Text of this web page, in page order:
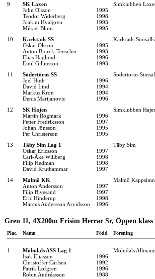
9
SK Laxen
Simklubben
John Olsson
1995
Teodor Widerberg
1998
Joakim Hvalgren
1993
Mikael Blum
1995
10
Karlstads SS
Karlstads
Oskar Olsson
1995
Anton Björck-Teuscher
1993
Elias Haglund
1996
Emil Gilliusson
1993
11
Södertörns SS
Södertörns
Joel Huth
1996
David Lind
1994
Markus Kron
1994
Denis Marijanovic
1996
12
SK Hajen
Simklubben
Martin Rogmark
1996
Petter Fredriksson
1997
Johan Jönsson
1995
Per Christerson
1995
13
Täby Sim Lag 1
Täby Sim
Oskar Ericsson
1997
Carl-Åke Willberg
1998
Filip Hedman
1998
David Kruthammar
1997
14
Malmö KK
Malmö
Anton Andersson
1997
Filip Bivesand
1997
Eric Hinderup
1998
Marcus Andersson Arvidsson
1996
Gren 11, 4X200m Frisim Herrar Sr, Öppen klass
Plac. Namn Född Förening
1 Mölndals ASS Lag 1
Mölndals
Isak Eliasson
1996
Christoffer Carlsen
1992
Patrik Löfgren
1996
Robin Andréasson
1988